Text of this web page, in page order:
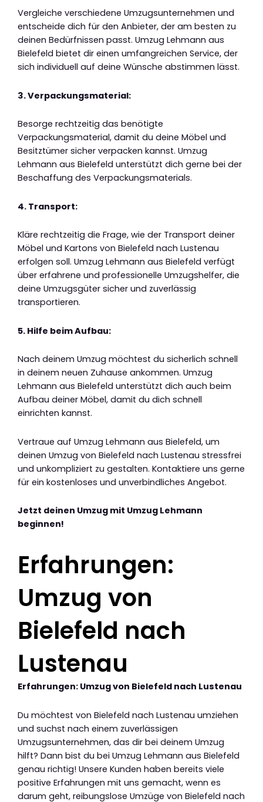
Vergleiche verschiedene Umzugsunternehmen und
entscheide dich für den Anbieter, der am besten zu
deinen Bedürfnissen passt. Umzug Lehmann aus
Bielefeld bietet dir einen umfangreichen Service, der
sich individuell auf deine Wünsche abstimmen lässt.
3. Verpackungsmaterial:
Besorge rechtzeitig das benötigte
Verpackungsmaterial, damit du deine Möbel und
Besitztümer sicher verpacken kannst. Umzug
Lehmann aus Bielefeld unterstützt dich gerne bei der
Beschaffung des Verpackungsmaterials.
4. Transport:
Kläre rechtzeitig die Frage, wie der Transport deiner
Möbel und Kartons von Bielefeld nach Lustenau
erfolgen soll. Umzug Lehmann aus Bielefeld verfügt
über erfahrene und professionelle Umzugshelfer, die
deine Umzugsgüter sicher und zuverlässig
transportieren.
5. Hilfe beim Aufbau:
Nach deinem Umzug möchtest du sicherlich schnell
in deinem neuen Zuhause ankommen. Umzug
Lehmann aus Bielefeld unterstützt dich auch beim
Aufbau deiner Möbel, damit du dich schnell
einrichten kannst.
Vertraue auf Umzug Lehmann aus Bielefeld, um
deinen Umzug von Bielefeld nach Lustenau stressfrei
und unkompliziert zu gestalten. Kontaktiere uns gerne
für ein kostenloses und unverbindliches Angebot.
Jetzt deinen Umzug mit Umzug Lehmann
beginnen!
Erfahrungen:
Umzug von
Bielefeld nach
Lustenau
Erfahrungen: Umzug von Bielefeld nach Lustenau
Du möchtest von Bielefeld nach Lustenau umziehen
und suchst nach einem zuverlässigen
Umzugsunternehmen, das dir bei deinem Umzug
hilft? Dann bist du bei Umzug Lehmann aus Bielefeld
genau richtig! Unsere Kunden haben bereits viele
positive Erfahrungen mit uns gemacht, wenn es
darum geht, reibungslose Umzüge von Bielefeld nach